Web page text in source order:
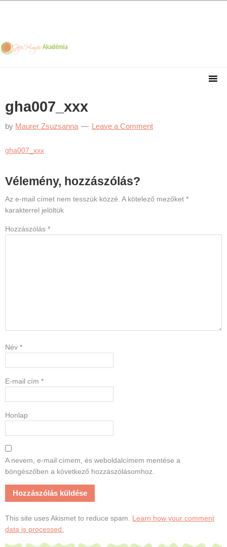
navigation
content
sidebar
gha007_xxx
by Maurer Zsuzsanna Leave a Comment
gha007_xxx
Reader
Interactions
Vélemény, hozzászólás?
Az e-mail címet nem tesszük közzé. A kötelező mezőket *
karakterrel jelöltük
Hozzászólás *
Név *
E-mail cím *
Honlap
A nevem, e-mail címem, és weboldalcímem mentése a
böngészőben a következő hozzászólásomhoz.
This site uses Akismet to reduce spam. Learn how your comment
data is processed.